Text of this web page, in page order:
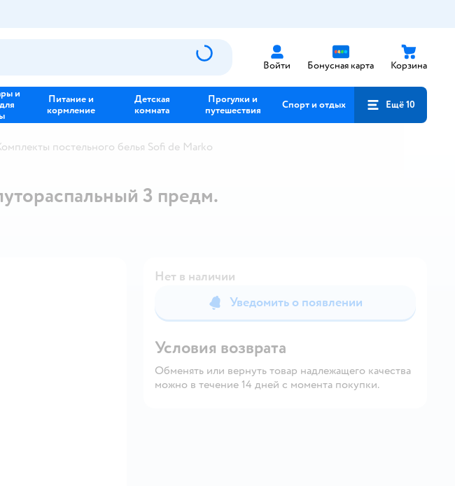
Войти Бонусная карта Корзина
и
Питание и
кормление
Детская
комната
Прогулки и
путешествия
Спорт и отдых Ещё 10
постельного белья Sofi de Marko
3 предм.
Нет в наличии
Уведомить о появлении
Условия возврата
Обменять или вернуть товар надлежащего качества
можно в течение 14 дней с момента покупки.